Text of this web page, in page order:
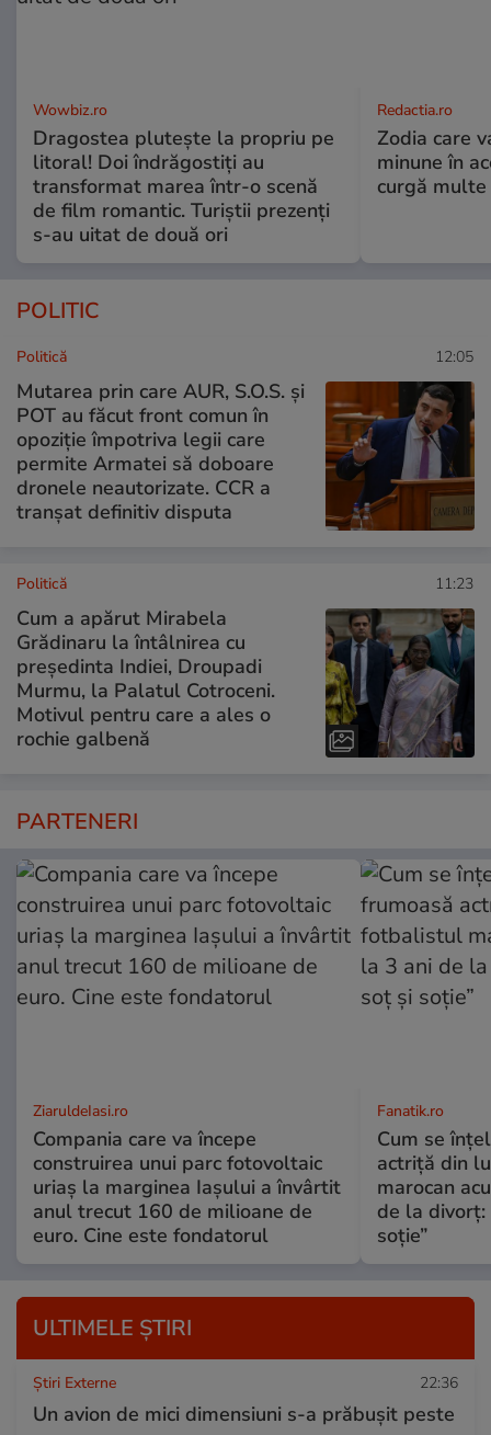
Wowbiz.ro
Dragostea plutește la propriu pe
litoral! Doi îndrăgostiți au
transformat marea într-o scenă
de film romantic. Turiștii prezenți
s-au uitat de două ori
Redactia.ro
Zodia care
minune în
curgă
POLITIC
Politică 12:05
Mutarea prin care AUR, S.O.S. și
POT au făcut front comun în
opoziție împotriva legii care
permite Armatei să doboare
dronele neautorizate. CCR a
tranșat definitiv disputa
Politică 11:23
Cum a apărut Mirabela
Grădinaru la întâlnirea cu
președinta Indiei, Droupadi
Murmu, la Palatul Cotroceni.
Motivul pentru care a ales o
rochie galbenă
PARTENERI
ZiaruldeIasi.ro
Compania care va începe
construirea unui parc fotovoltaic
uriaș la marginea Iașului a învârtit
anul trecut 160 de milioane de
euro. Cine este fondatorul
Fanatik.ro
Cum se
actriță din
marocan
de la divorț:
soție”
ULTIMELE ȘTIRI
Știri Externe 22:36
Un avion de mici dimensiuni s-a prăbușit peste